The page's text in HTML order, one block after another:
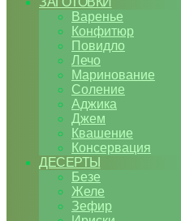
Варенье
Конфитюр
Повидло
Лечо
Маринование
Соление
Аджика
Джем
Квашение
Консервация
ДЕСЕРТЫ
Безе
Желе
Зефир